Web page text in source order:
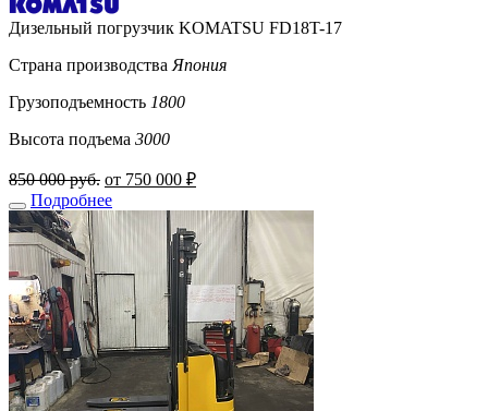
Дизельный погрузчик KOMATSU FD18T-17
Страна производства Япония
Грузоподъемность 1800
Высота подъема 3000
850 000 руб. от 750 000 ₽
Подробнее